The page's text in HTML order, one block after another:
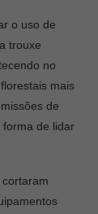
o uso de
trouxe
no
mais
de
de lidar